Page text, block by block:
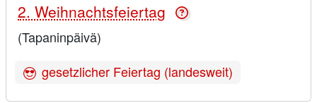
2. Weihnachtsfeiertag
(Tapaninpäivä)
gesetzlicher Feiertag (landesweit)